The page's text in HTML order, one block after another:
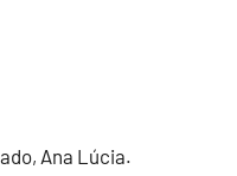
Ana Lúcia.